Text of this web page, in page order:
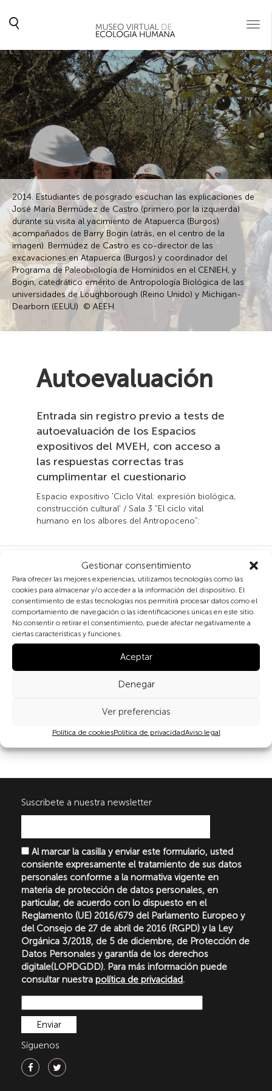
Gestionar consentimiento
Para ofrecer las mejores experiencias, utilizamos tecnologías como las
cookies para almacenar y/o acceder a la información del dispositivo. El
consentimiento de estas tecnologías nos permitirá procesar datos como el
comportamiento de navegación o las identificaciones únicas en este sitio.
No consentir o retirar el consentimiento, puede afectar negativamente a
ciertas características y funciones.
Aceptar
Denegar
Ver preferencias
Política de cookiesPolítica de privacidadAviso legal
2014. Estudiantes de posgrado escuchan las explicaciones de
José María Bermúdez de Castro (primero por la izquierda)
durante su visita al yacimiento de Atapuerca (Burgos)
acompañados de Barry Bogin (atrás, en el centro de la
imagen). Bermúdez de Castro es co-director de las
excavaciones en Atapuerca (Burgos) y coordinador del
Programa de Paleobiología de Homínidos en el CENIEH, y
Bogin, catedrático emérito de Antropología Biológica de las
universidades de Loughborough (Reino Unido) y Michigan-
Dearborn (EEUU) © AEEH
Autoevaluación
Entrada sin registro previo a tests de
autoevaluación de los Espacios
expositivos del MVEH, con acceso a
las respuestas correctas tras
cumplimentar el cuestionario
Espacio expositivo 'Ciclo Vital: expresión biológica,
construcción cultural' / Sala 3 “El ciclo vital
humano en los albores del Antropoceno”:
Galería 1 ‘La Agenda 2030, marco para evaluar el
ciclo vital humano’ – Test
Galería 2 ‘’Malnutrición: de la desnutrición a la
obesidad’ – Test
Galería 3 ‘De la sanidad universal a la
medicalización de los procesos biológicos’ – Test
Galería 4 ‘La migración, una constate en nuestra
Galería 5 ‘De la discriminación a la igualdad:
consecuencias biológicas, sociales y
Suscribete a nuestra newsletter
Al marcar la casilla y enviar este formulario, usted
consiente expresamente el tratamiento de sus datos
personales conforme a la normativa vigente en
materia de protección de datos personales, en
particular, de acuerdo con lo dispuesto en el
Reglamento (UE) 2016/679 del Parlamento Europeo y
del Consejo de 27 de abril de 2016 (RGPD) y la Ley
Orgánica 3/2018, de 5 de diciembre, de Protección de
Datos Personales y garantía de los derechos
digitale(LOPDGDD). Para más información puede
consultar nuestra política de privacidad.
Síguenos